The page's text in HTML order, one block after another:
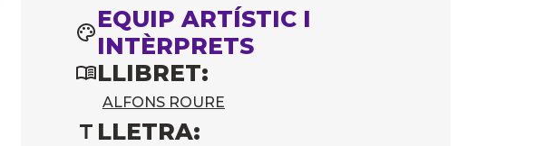
EQUIP ARTÍSTIC I
INTÈRPRETS
LLIBRET:
ALFONS ROURE
LLETRA: